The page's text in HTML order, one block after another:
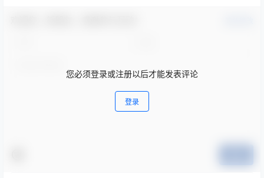
您必须登录或注册以后才能发表评论
登录